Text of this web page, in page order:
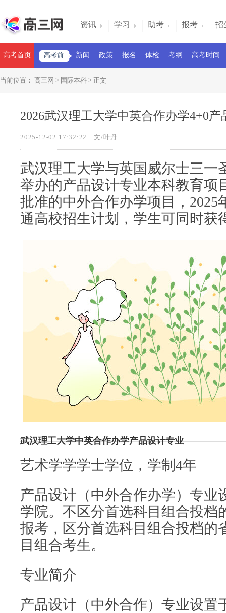
资讯 学习 助考 报考 招
高考首页 高考前 新闻 政策 报名 体检 考纲 高考时间
当前位置： 高三网 > 国际本科 > 正文
2026武汉理工大学中英合作办学4+0
2025-12-02 17:32:22 文/叶丹
武汉理工大学与英国威尔士三一
举办的产品设计专业本科教育项
批准的中外合作办学项目，2025
通高校招生计划，学生可同时获
武汉理工大学中英合作办学产品设计专业
艺术学学学士学位，学制4年
产品设计（中外合作办学）专业
学院。不区分首选科目组合投档
报考，区分首选科目组合投档的
目组合考生。
专业简介
产品设计（中外合作）专业设置